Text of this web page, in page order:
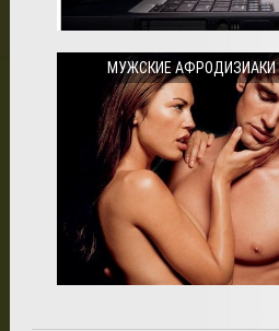
МУЖСКИЕ АФРОДИЗИАКИ